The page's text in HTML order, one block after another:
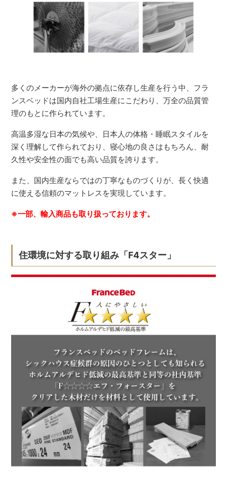
多くのメーカーが海外の拠点に依存し生産を行う中、フラ
ンスベッドは国内自社工場生産にこだわり、万全の品質管
理のもとに作られています。
高温多湿な日本の気候や、日本人の体格・睡眠スタイルを
深く理解して作られており、寝心地の良さはもちろん、耐
久性や安全性の面でも高い品質を誇ります。
また、国内生産ならではの丁寧なものづくりが、長く快適
に使える信頼のマットレスを実現しています。
※一部、輸入商品も取り扱っております。
住環境に対する取り組み「F4スター」